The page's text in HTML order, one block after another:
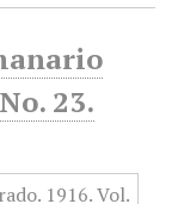
23.